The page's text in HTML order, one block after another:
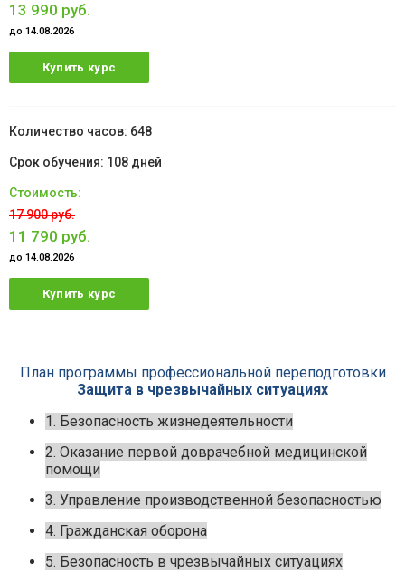
13 990 руб.
до 14.08.2026
Купить курс
648
108 дней
17 900 руб.
11 790 руб.
до 14.08.2026
Купить курс
План программы профессиональной переподготовки
Защита в чрезвычайных ситуациях
1. Безопасность жизнедеятельности
2. Оказание первой доврачебной медицинской
помощи
3. Управление производственной безопасностью
4. Гражданская оборона
5. Безопасность в чрезвычайных ситуациях